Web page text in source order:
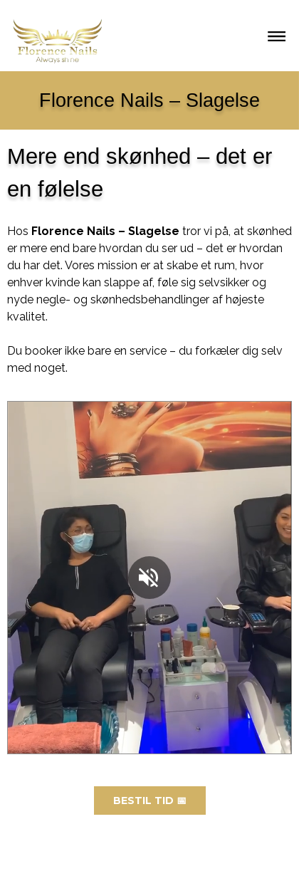
Florence Nails – Slagelse
Mere end skønhed – det er
en følelse
Hos Florence Nails – Slagelse tror vi på, at skønhed
er mere end bare hvordan du ser ud – det er hvordan
du har det. Vores mission er at skabe et rum, hvor
enhver kvinde kan slappe af, føle sig selvsikker og
nyde negle- og skønhedsbehandlinger af højeste
kvalitet.
Du booker ikke bare en service – du forkæler dig selv
med noget.
BESTIL TID 📅